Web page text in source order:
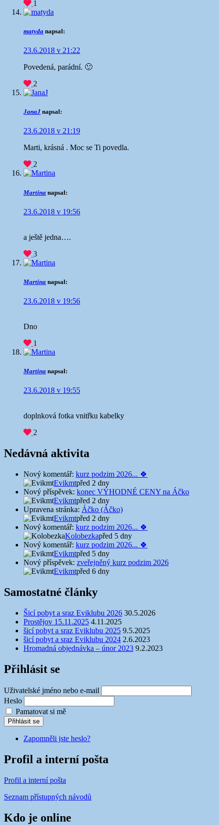
1
matyda napsal:
23.6.2018 v 21:22
Povedená, parádní. 🙂
2
JanaJ napsal:
23.6.2018 v 21:19
Marti, krásná . Moc se Ti povedla.
2
Martina napsal:
23.6.2018 v 19:56
a ještě jedna….
3
Martina napsal:
23.6.2018 v 19:56
Dno
1
Martina napsal:
23.6.2018 v 19:55
doplnková fotka vnitřku kabelky
2
Nedávná aktivita
Nový komentář: kurz podzim 2026... 🍀
Evikmtpřed 2 dny
Nový příspěvek: konec VÝHODNÉ CENY na Áčko
Evikmtpřed 2 dny
Upravena stránka: Áčko (Áčko)
Evikmtpřed 2 dny
Nový komentář: kurz podzim 2026... 🍀
Kolobezkapřed 5 dny
Nový komentář: kurz podzim 2026... 🍀
Evikmtpřed 5 dny
Nový příspěvek: zveřejněný kurz podzim 2026
Evikmtpřed 6 dny
Samostatné články
Šicí pobyt a sraz Eviklubu 2026 30.5.2026
Prostějov 15.11.2025 4.11.2025
šicí pobyt a sraz Eviklubu 2025 9.5.2025
šicí pobyt a sraz Eviklubu 2024 2.6.2023
Hromadná objednávka – únor 2023 9.2.2023
Přihlásit se
Uživatelské jméno nebo e-mail
Heslo
Pamatovat si mě
Přihlásit se
Zapomněli jste heslo?
Profil a interní pošta
Profil a interní pošta
Seznam přístupných návodů
Kdo je online